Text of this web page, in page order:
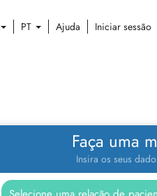
PT Ajuda Iniciar sessão
Faça uma
Insira os seus